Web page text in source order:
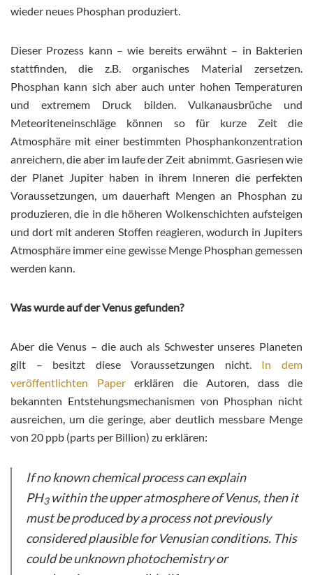
wieder neues Phosphan produziert.
Dieser Prozess kann – wie bereits erwähnt – in Bakterien
stattfinden, die z.B. organisches Material zersetzen.
Phosphan kann sich aber auch unter hohen Temperaturen
und extremem Druck bilden. Vulkanausbrüche und
Meteoriteneinschläge können so für kurze Zeit die
Atmosphäre mit einer bestimmten Phosphankonzentration
anreichern, die aber im laufe der Zeit abnimmt. Gasriesen wie
der Planet Jupiter haben in ihrem Inneren die perfekten
Voraussetzungen, um dauerhaft Mengen an Phosphan zu
produzieren, die in die höheren Wolkenschichten aufsteigen
und dort mit anderen Stoffen reagieren, wodurch in Jupiters
Atmosphäre immer eine gewisse Menge Phosphan gemessen
werden kann.
Was wurde auf der Venus gefunden?
Aber die Venus – die auch als Schwester unseres Planeten
gilt – besitzt diese Voraussetzungen nicht. In dem
veröffentlichten Papererklären die Autoren, dass die
bekannten Entstehungsmechanismen von Phosphan nicht
ausreichen, um die geringe, aber deutlich messbare Menge
von 20 ppb (parts per Billion) zu erklären:
If no known chemical process can explain
PH3within the upper atmosphere of Venus, then it
must be produced by a process not previously
considered plausible for Venusian conditions. This
could be unknown photochemistry or